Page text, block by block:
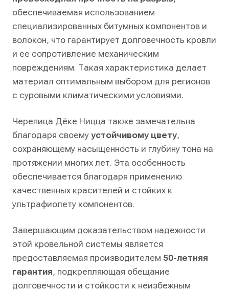
обеспечиваемая использованием
специализированных битумных компонентов и
волокон, что гарантирует долговечность кровли
и ее сопротивление механическим
повреждениям. Такая характеристика делает
материал оптимальным выбором для регионов
с суровыми климатическими условиями.
Черепица Дёке Ницца также замечательна
благодаря своему устойчивому цвету,
сохраняющему насыщенность и глубину тона на
протяжении многих лет. Эта особенность
обеспечивается благодаря применению
качественных красителей и стойких к
ультрафиолету компонентов.
Завершающим доказательством надежности
этой кровельной системы является
предоставляемая производителем 50-летняя
гарантия, подкрепляющая обещание
долговечности и стойкости к неизбежным